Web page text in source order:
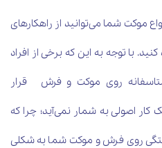
موکت شما می‌توانید از راهکارهای
با توجه به این که برخی از افراد
متاسفانه روی موکت و فرش قرار
کار اصولی به شمار نمی‌آید؛ چرا که
روی فرش و موکت شما به شکلی